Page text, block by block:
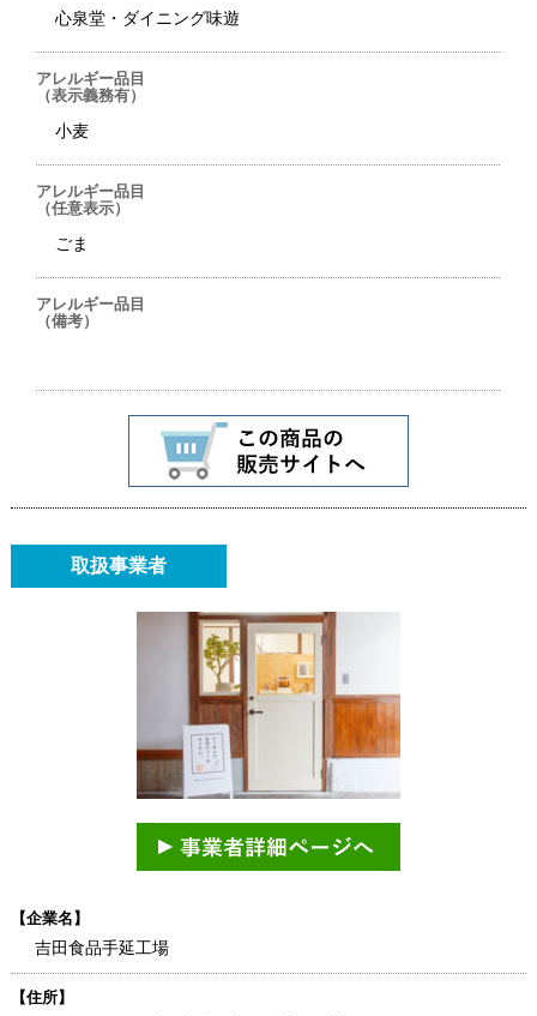
心泉堂・ダイニング味遊
アレルギー品目
（表示義務有）
小麦
アレルギー品目
（任意表示）
ごま
アレルギー品目
（備考）
取扱事業者
【企業名】
吉田食品手延工場
【住所】